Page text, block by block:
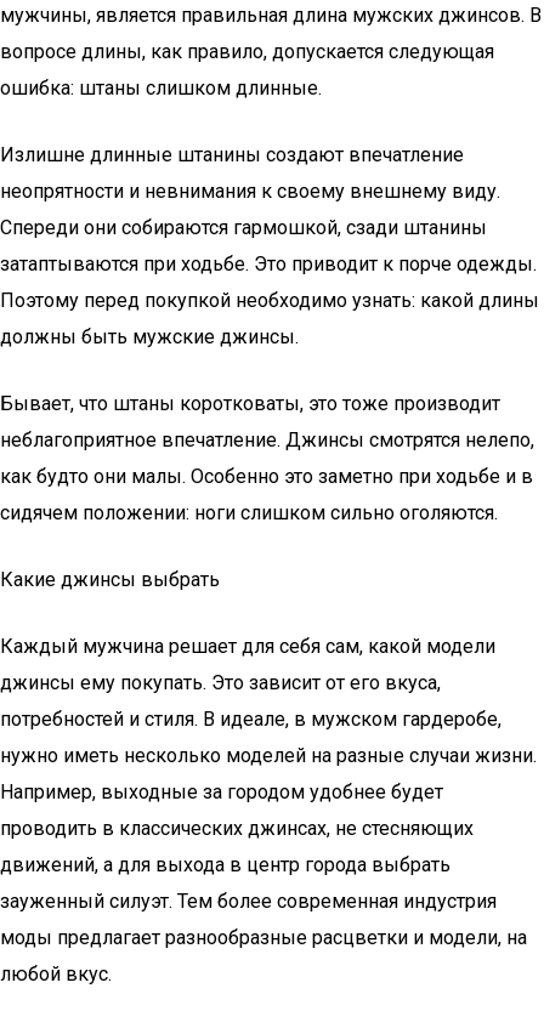
мужчины, является правильная длина мужских джинсов. В
вопросе длины, как правило, допускается следующая
ошибка: штаны слишком длинные.
Излишне длинные штанины создают впечатление
неопрятности и невнимания к своему внешнему виду.
Спереди они собираются гармошкой, сзади штанины
затаптываются при ходьбе. Это приводит к порче одежды.
Поэтому перед покупкой необходимо узнать: какой длины
должны быть мужские джинсы.
Бывает, что штаны коротковаты, это тоже производит
неблагоприятное впечатление. Джинсы смотрятся нелепо,
как будто они малы. Особенно это заметно при ходьбе и в
сидячем положении: ноги слишком сильно оголяются.
Какие джинсы выбрать
Каждый мужчина решает для себя сам, какой модели
джинсы ему покупать. Это зависит от его вкуса,
потребностей и стиля. В идеале, в мужском гардеробе,
нужно иметь несколько моделей на разные случаи жизни.
Например, выходные за городом удобнее будет
проводить в классических джинсах, не стесняющих
движений, а для выхода в центр города выбрать
зауженный силуэт. Тем более современная индустрия
моды предлагает разнообразные расцветки и модели, на
любой вкус.